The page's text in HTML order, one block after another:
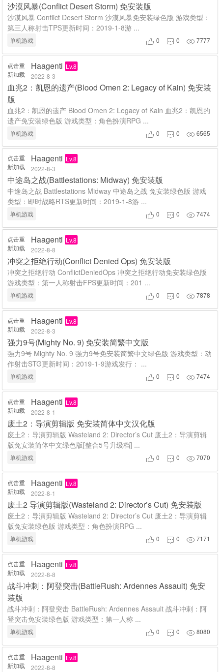
沙漠风暴(Conflict Desert Storm) 免安装版
沙漠风暴 Conflict Desert Storm 沙漠风暴免安装绿色版 游戏类型：
第三人称射击TPS更新时间：2019-1-8游 ...
单机游戏  0  0 7777
点击重
新加载
Haagenti Lv.8
2022-8-3
血兆2：凯恩的遗产(Blood Omen 2: Legacy of Kain) 免安装
版
血兆2：凯恩的遗产 Blood Omen 2: Legacy of Kain 血兆2：凯恩的
遗产免安装绿色版 游戏类型：角色扮演RPG ...
单机游戏  0  0 6565
点击重
新加载
Haagenti Lv.8
2022-8-3
中途岛之战(Battlestations: Midway) 免安装版
中途岛之战 Battlestations Midway 中途岛之战 免安装绿色版 游戏
类型：即时战略RTS更新时间：2019-1-8游 ...
单机游戏  0  0 7474
点击重
新加载
Haagenti Lv.8
2022-8-8
冲突之拒绝行动(Conflict Denied Ops) 免安装版
冲突之拒绝行动 ConflictDeniedOps 冲突之拒绝行动免安装绿色版
游戏类型：第一人称射击FPS更新时间：201 ...
单机游戏  0  0 7878
点击重
新加载
Haagenti Lv.8
2022-8-3
强力9号(Mighty No. 9) 免安装简繁中文版
强力9号 Mighty No. 9 强力9号免安装简繁中文绿色版 游戏类型：动
作射击STG更新时间：2019-1-9游戏发行： ...
单机游戏  0  0 7474
点击重
新加载
Haagenti Lv.8
2022-8-1
废土2：导演剪辑版 免安装简体中文汉化版
废土2：导演剪辑版 Wasteland 2: Director’s Cut 废土2：导演剪辑
版免安装简体中文绿色版[整合5号升级档] ...
单机游戏  0  0 7070
点击重
新加载
Haagenti Lv.8
2022-8-1
废土2 导演剪辑版(Wasteland 2: Director’s Cut) 免安装版
废土2：导演剪辑版 Wasteland 2: Director’s Cut 废土2：导演剪辑
版免安装绿色版 游戏类型：角色扮演RPG ...
单机游戏  0  0 7171
点击重
新加载
Haagenti Lv.8
2022-8-8
战斗冲刺：阿登突击(BattleRush: Ardennes Assault) 免安
装版
战斗冲刺：阿登突击 BattleRush: Ardennes Assault 战斗冲刺：阿
登突击免安装绿色版 游戏类型：第一人称 ...
单机游戏  0  0 8080
点击重
新加载
Haagenti Lv.8
2022-8-8